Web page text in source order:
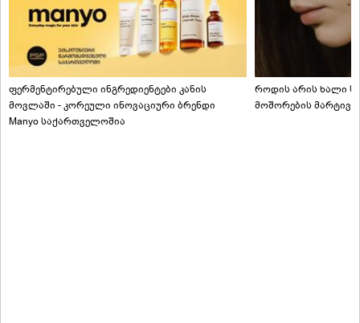
ფერმენტირებული ინგრედიენტები კანის
მოვლაში - კორეული ინოვაციური ბრენდი
Manyo საქართველოშია
როდის არის ხალი
მოშორების